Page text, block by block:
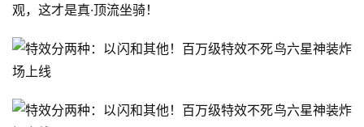
观，这才是真·顶流坐骑！